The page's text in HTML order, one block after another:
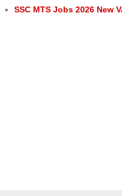
SSC MTS Jobs 2026 New